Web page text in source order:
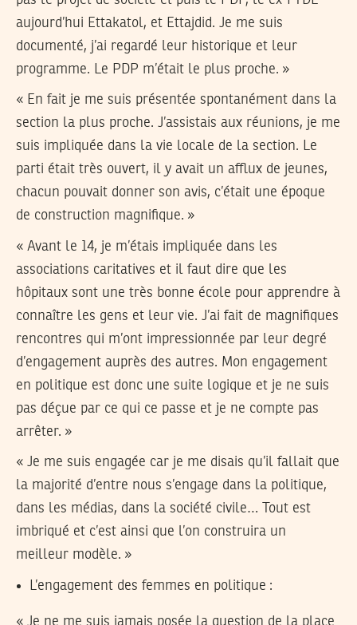
aujourd’hui Ettakatol, et Ettajdid. Je me suis
documenté, j’ai regardé leur historique et leur
programme. Le PDP m’était le plus proche. »
« En fait je me suis présentée spontanément dans la
section la plus proche. J’assistais aux réunions, je me
suis impliquée dans la vie locale de la section. Le
parti était très ouvert, il y avait un afflux de jeunes,
chacun pouvait donner son avis, c’était une époque
de construction magnifique. »
« Avant le 14, je m’étais impliquée dans les
associations caritatives et il faut dire que les
hôpitaux sont une très bonne école pour apprendre à
connaître les gens et leur vie. J’ai fait de magnifiques
rencontres qui m’ont impressionnée par leur degré
d’engagement auprès des autres. Mon engagement
en politique est donc une suite logique et je ne suis
pas déçue par ce qui ce passe et je ne compte pas
arrêter. »
« Je me suis engagée car je me disais qu’il fallait que
la majorité d’entre nous s’engage dans la politique,
dans les médias, dans la société civile… Tout est
imbriqué et c’est ainsi que l’on construira un
meilleur modèle. »
L’engagement des femmes en politique :
« Je ne me suis jamais posée la question de la place